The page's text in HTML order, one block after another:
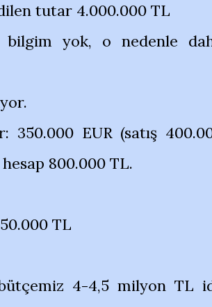
tutar 4.000.000 TL
bilgim yok, o nedenle
350.000 EUR (satış
hesap 800.000 TL.
TL
4-4,5 milyon TL